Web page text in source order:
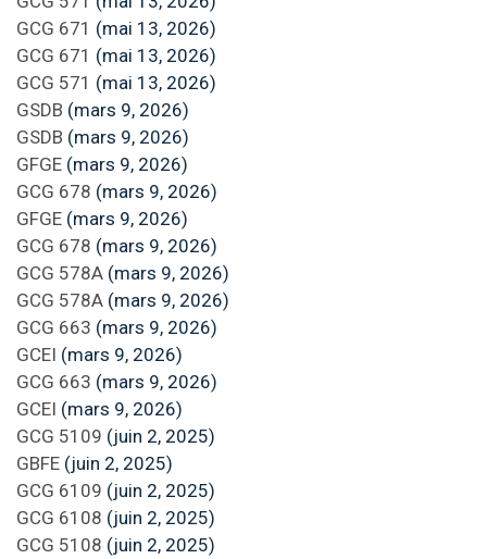
GCG 671 (mai 13, 2026)
GCG 671 (mai 13, 2026)
GCG 571 (mai 13, 2026)
GSDB (mars 9, 2026)
GSDB (mars 9, 2026)
GFGE (mars 9, 2026)
GCG 678 (mars 9, 2026)
GFGE (mars 9, 2026)
GCG 678 (mars 9, 2026)
GCG 578A (mars 9, 2026)
GCG 578A (mars 9, 2026)
GCG 663 (mars 9, 2026)
GCEI (mars 9, 2026)
GCG 663 (mars 9, 2026)
GCEI (mars 9, 2026)
GCG 5109 (juin 2, 2025)
GBFE (juin 2, 2025)
GCG 6109 (juin 2, 2025)
GCG 6108 (juin 2, 2025)
GCG 5108 (juin 2, 2025)